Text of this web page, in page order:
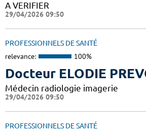
A VERIFIER
29/04/2026 09:50
PROFESSIONNELS DE SANTÉ
relevance: 100%
Docteur ELODIE
Médecin radiologie imagerie
29/04/2026 09:50
PROFESSIONNELS DE SANTÉ